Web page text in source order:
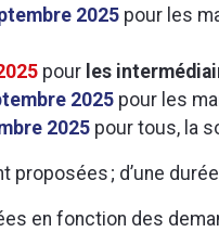
2025 pour les
pour les
2025 pour les
2025 pour tous, la
; d’une
en fonction des